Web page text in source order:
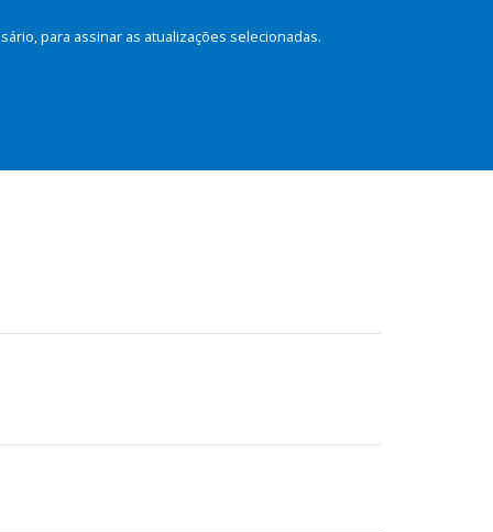
para assinar as atualizações selecionadas.